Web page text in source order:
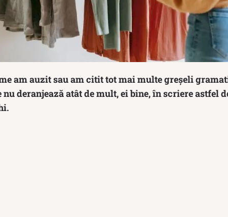
am auzit sau am citit tot mai multe greșeli
deranjează atât de mult, ei bine, în scriere astfel